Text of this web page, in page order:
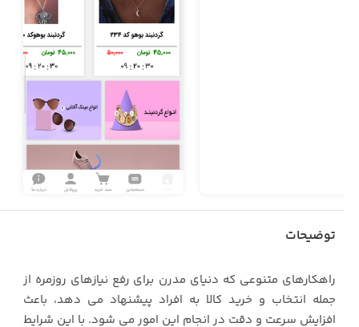
توضیحات
راهکارهای متنوعی که دنیای مدرن برای رفع نیازهای روزمره از
جمله انتخاب و خرید کالا به افراد پیشنهاد می دهد، باعث
افزایش سرعت و دقت در انجام این امور می شود. با این شرایط